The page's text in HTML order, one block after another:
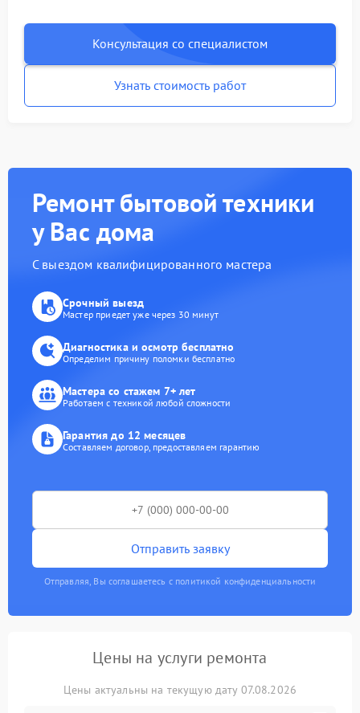
Консультация со специалистом
Узнать стоимость работ
Ремонт бытовой техники
у Вас дома
С выездом квалифицированного мастера
Срочный выезд
Мастер приедет уже через 30 минут
Диагностика и осмотр бесплатно
Определим причину поломки бесплатно
Мастера со стажем 7+ лет
Работаем с техникой любой сложности
Гарантия до 12 месяцев
Составляем договор, предоставляем гарантию
Отправить заявку
Отправляя, Вы соглашаетесь с политикой конфиденциальности
Цены на услуги ремонта
Цены актуальны на текущую дату 07.08.2026